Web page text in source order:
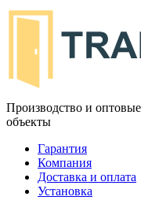
Производство и
объекты
Гарантия
Компания
Доставка и оплата
Установка